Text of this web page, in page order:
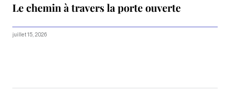
Le chemin à travers la porte ouverte
juillet 15, 2026